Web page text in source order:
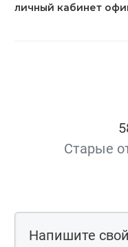
личный кабинет
Старые